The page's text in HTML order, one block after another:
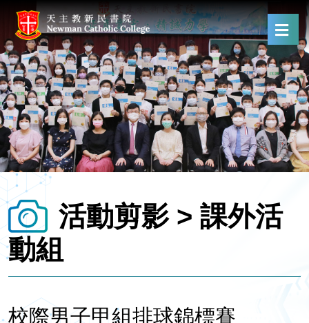
活動剪影 > 課外活
動組
校際男子甲組排球錦標賽